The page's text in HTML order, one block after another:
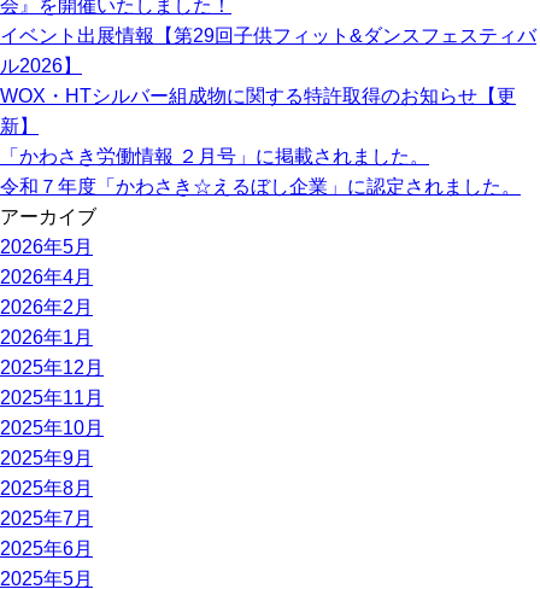
会』を開催いたしました！
イベント出展情報【第29回子供フィット&ダンスフェスティバ
ル2026】
WOX・HTシルバー組成物に関する特許取得のお知らせ【更
新】
「かわさき労働情報 ２月号」に掲載されました。
令和７年度「かわさき☆えるぼし企業」に認定されました。
アーカイブ
2026年5月
2026年4月
2026年2月
2026年1月
2025年12月
2025年11月
2025年10月
2025年9月
2025年8月
2025年7月
2025年6月
2025年5月